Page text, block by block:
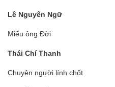
Lê Nguyên Ngữ
Miếu ông Đời
Thái Chí Thanh
Chuyện người lính chốt